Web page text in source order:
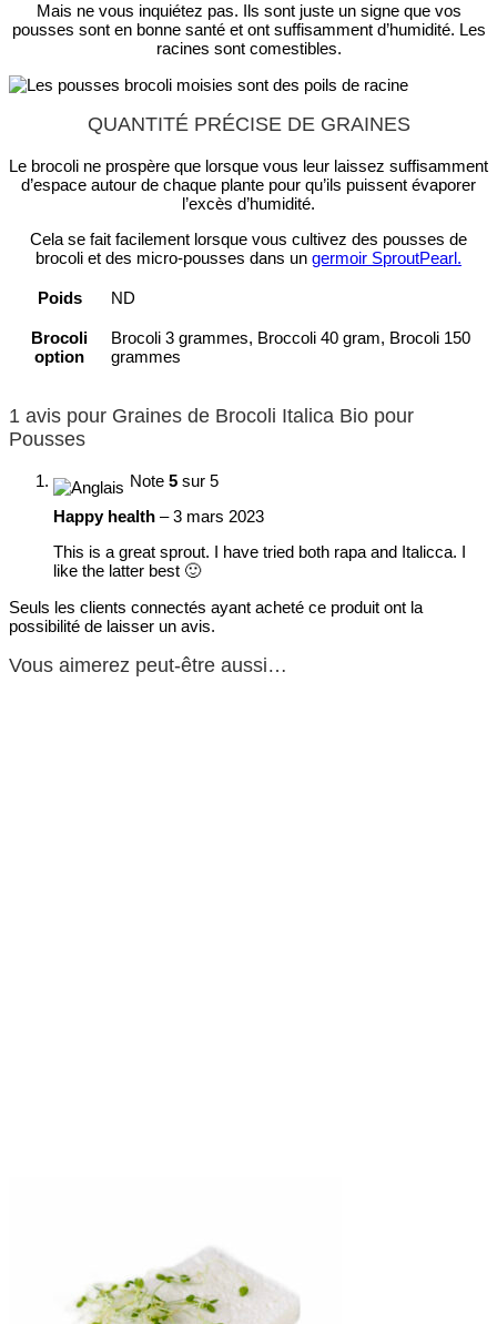
Mais ne vous inquiétez pas. Ils sont juste un signe que vos
pousses sont en bonne santé et ont suffisamment d’humidité. Les
racines sont comestibles.
QUANTITÉ PRÉCISE DE GRAINES
Le brocoli ne prospère que lorsque vous leur laissez suffisamment
d’espace autour de chaque plante pour qu’ils puissent évaporer
l’excès d’humidité.
Cela se fait facilement lorsque vous cultivez des pousses de
brocoli et des micro-pousses dans un germoir SproutPearl.
Poids ND
Brocoli
option
Brocoli 3 grammes, Broccoli 40 gram, Brocoli 150
grammes
1 avis pour Graines de Brocoli Italica Bio pour
Pousses
Note 5 sur 5
Happy health – 3 mars 2023
This is a great sprout. I have tried both rapa and Italicca. I
like the latter best 🙂
Seuls les clients connectés ayant acheté ce produit ont la
possibilité de laisser un avis.
Vous aimerez peut-être aussi…